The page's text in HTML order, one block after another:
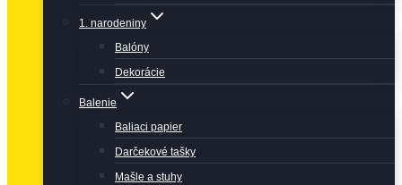
1. narodeniny
Balóny
Dekorácie
Balenie
Baliaci papier
Darčekové tašky
Mašle a stuhy